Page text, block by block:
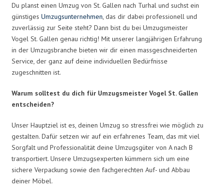
Du planst einen Umzug von St. Gallen nach Turhal und suchst ein
günstiges Umzugsunternehmen, das dir dabei professionell und
zuverlässig zur Seite steht? Dann bist du bei Umzugsmeister
Vogel St. Gallen genau richtig! Mit unserer langjährigen Erfahrung
in der Umzugsbranche bieten wir dir einen massgeschneiderten
Service, der ganz auf deine individuellen Bedürfnisse
zugeschnitten ist.
Warum solltest du dich für Umzugsmeister Vogel St. Gallen
entscheiden?
Unser Hauptziel ist es, deinen Umzug so stressfrei wie möglich zu
gestalten. Dafür setzen wir auf ein erfahrenes Team, das mit viel
Sorgfalt und Professionalität deine Umzugsgüter von A nach B
transportiert. Unsere Umzugsexperten kümmern sich um eine
sichere Verpackung sowie den fachgerechten Auf- und Abbau
deiner Möbel.